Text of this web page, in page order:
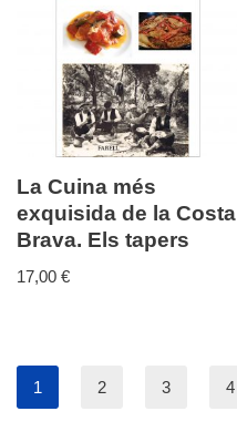
La Cuina més
exquisida de la Costa
Brava. Els tapers
17,00 €
1 2 3 4